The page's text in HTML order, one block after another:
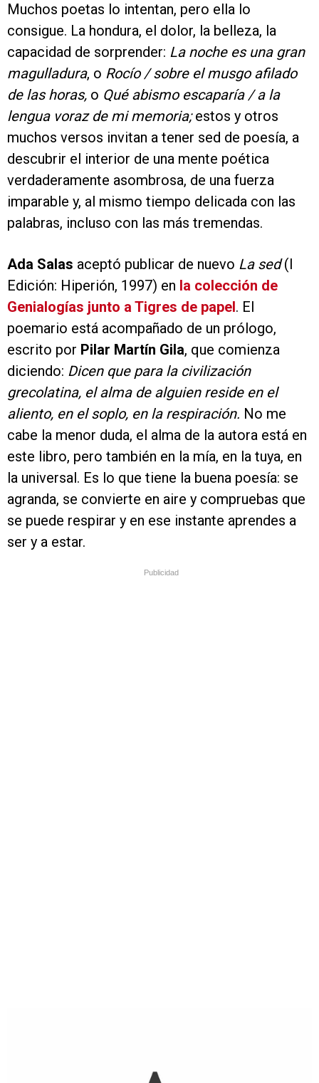
Muchos poetas lo intentan, pero ella lo
consigue. La hondura, el dolor, la belleza, la
capacidad de sorprender: La noche es una gran
magulladura, o Rocío / sobre el musgo afilado
de las horas, o Qué abismo escaparía / a la
lengua voraz de mi memoria;estos y otros
muchos versos invitan a tener sed de poesía, a
descubrir el interior de una mente poética
verdaderamente asombrosa, de una fuerza
imparable y, al mismo tiempo delicada con las
palabras, incluso con las más tremendas.
Ada Salas aceptó publicar de nuevo La sed(I
Edición: Hiperión, 1997) en la colección de
Genialogías junto a Tigres de papel. El
poemario está acompañado de un prólogo,
escrito por Pilar Martín Gila, que comienza
diciendo: Dicen que para la civilización
grecolatina, el alma de alguien reside en el
aliento, en el soplo, en la respiración. No me
cabe la menor duda, el alma de la autora está en
este libro, pero también en la mía, en la tuya, en
la universal. Es lo que tiene la buena poesía: se
agranda, se convierte en aire y compruebas que
se puede respirar y en ese instante aprendes a
ser y a estar.
Publicidad